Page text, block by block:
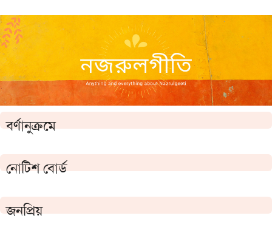
বর্ণানুক্রমে
নোটিশ বোর্ড
জনপ্রিয়